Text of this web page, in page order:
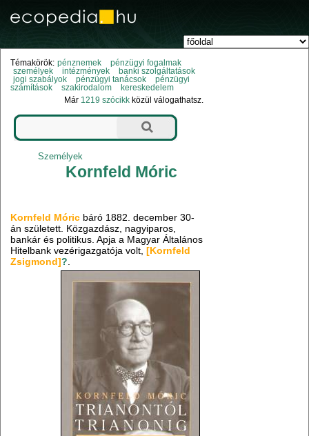
Témakörök: pénznemek
pénzügyi fogalmak
személyek
intézmények
banki szolgáltatások
jogi szabályok
pénzügyi tanácsok
pénzügyi
számítások
szakirodalom
kereskedelem
Már 1219 szócikk közül válogathatsz.
Személyek
Kornfeld Móric
Kornfeld Móric báró 1882. december 30-
án született. Közgazdász, nagyiparos,
bankár és politikus. Apja a Magyar Általános
Hitelbank vezérigazgatója volt,[Kornfeld
Zsigmond]?